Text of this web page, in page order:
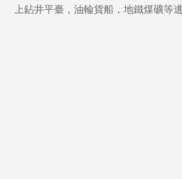
上鉆井平臺，油輪貨船，地鐵煤礦等